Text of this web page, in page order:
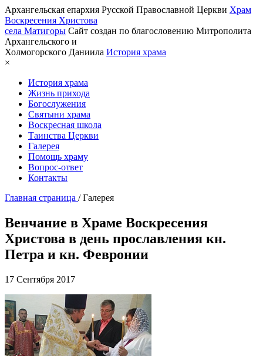
Архангельская епархия Русской Православной Церкви Храм
Воскресения Христова
села Матигоры Сайт создан по благословению Митрополита
Архангельского и
Холмогорского Даниила История храма
×
История храма
Жизнь прихода
Богослужения
Святыни храма
Воскресная школа
Таинства Церкви
Галерея
Помощь храму
Вопрос-ответ
Контакты
Главная страница /Галерея
Венчание в Храме Воскресения
Христова в день прославления кн.
Петра и кн. Февронии
17 Сентября 2017